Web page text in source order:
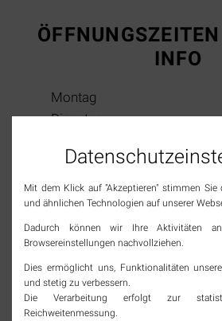
INFO
Montag
Dienstag
Donnerstag
Freitag
Samstag (2. & 4. im Monat)
Sonn- & Feiertage
SOCIAL
Jetzt Tourismus Rheinfelden
Mit dem Klick auf "Akzeptieren" stimmen
und ähnlichen Technologien auf unserer
Dadurch können wir Ihre Aktivitäten
Browsereinstellungen nachvollziehen.
Dies ermöglicht uns, Funktionalitäten
und stetig zu verbessern.
Die Verarbeitung erfolgt zur
Reichweitenmessung.